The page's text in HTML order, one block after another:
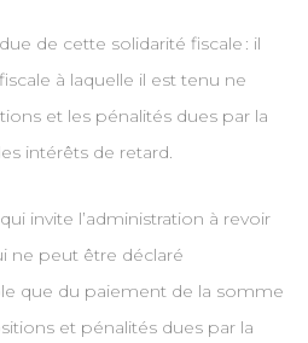
de cette solidarité fiscale : il
à laquelle il est tenu ne
et les pénalités dues par la
intérêts de retard.
invite l’administration à revoir
ne peut être déclaré
que du paiement de la somme
et pénalités dues par la